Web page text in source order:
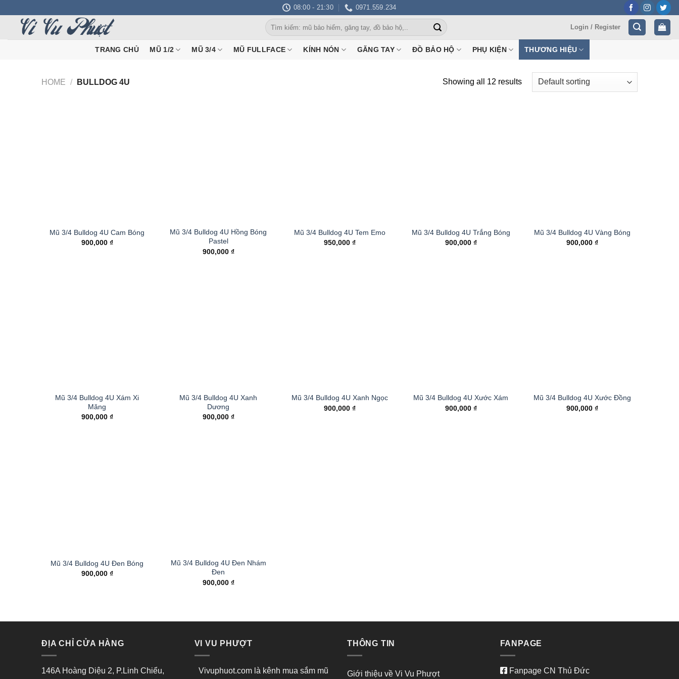
content
08:00 - 21:30 0971.559.234
Search
for:
Login / Register
TRANG CHỦ MŨ 1/2 MŨ 3/4 MŨ FULLFACE KÍNH NÓN GĂNG TAY ĐỒ BẢO HỘ PHỤ KIỆN THƯƠNG HIỆU
HOME / BULLDOG 4U Showing all 12 results
Mũ 3/4 Bulldog 4U Cam Bóng
900,000 ₫
Mũ 3/4 Bulldog 4U Hồng Bóng
Pastel
900,000 ₫
Mũ 3/4 Bulldog 4U Tem Emo
950,000 ₫
Mũ 3/4 Bulldog 4U Trắng Bóng
900,000 ₫
Mũ 3/4 Bulldog 4U Vàng Bóng
900,000 ₫
Mũ 3/4 Bulldog 4U Xám Xi
Măng
900,000 ₫
Mũ 3/4 Bulldog 4U Xanh
Dương
900,000 ₫
Mũ 3/4 Bulldog 4U Xanh Ngọc
900,000 ₫
Mũ 3/4 Bulldog 4U Xước Xám
900,000 ₫
Mũ 3/4 Bulldog 4U Xước Đồng
900,000 ₫
Mũ 3/4 Bulldog 4U Đen Bóng
900,000 ₫
Mũ 3/4 Bulldog 4U Đen Nhám
Đen
900,000 ₫
ĐỊA CHỈ CỬA HÀNG
146A Hoàng Diệu 2, P.Linh Chiểu,
VI VU PHƯỢT
Vivuphuot.com là kênh mua sắm mũ
THÔNG TIN
Giới thiệu về Vi Vu Phượt
FANPAGE
Fanpage CN Thủ Đức